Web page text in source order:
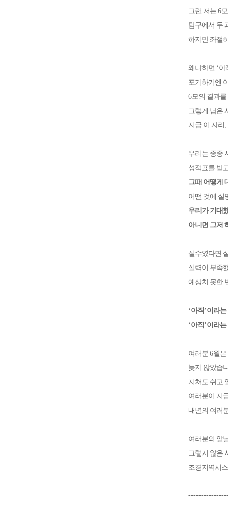
그런 저는 6
탐구에서 두
하지만 좌절
왜냐하면 ‘아
포기하기엔
6모의 결과
그렇게 남은
지금 이 자리
우리는 종종
성적표를 받
그때 어떻게
어떤 것에 실
우리가 기대
아니면 그저
실수였다면
실력이 부족
예상치 못한
‘아직’이라
‘아직’이라
여러분 6월은
늦지 않았습
지쳐도 쉬고
여 러분이 지
내년의 여러
여러분의 앞
그렇지 않은
조경지역시